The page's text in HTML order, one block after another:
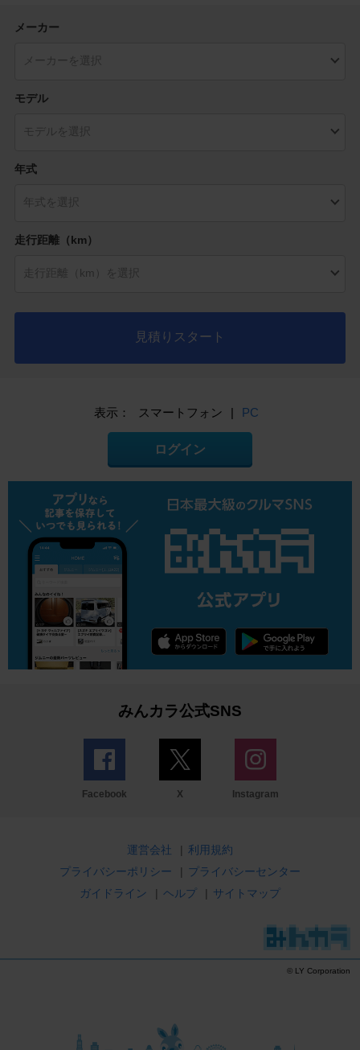
メーカー
モデル
年式
走行距離（km）
見積りスタート
表示： スマートフォン | PC
ログイン
みんカラ公式SNS
Facebook X Instagram
運営会社 | 利用規約
プライバシーポリシー
| プライバシーセンター
ガイドライン
| ヘルプ | サイトマップ
© LY Corporation